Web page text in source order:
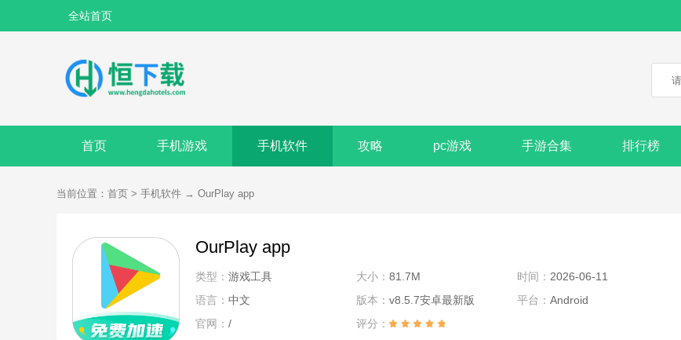
全站首页
首页 手机游戏 手机软件 攻略 pc游戏 手游合集 排行榜
当前位置： 首页 > 手机软件 → OurPlay app
OurPlay app
类型： 游戏工具 大小： 81.7M 时间： 2026-06-11
语言： 中文 版本： v8.5.7安卓最新版 平台： Android
官网： / 评分：